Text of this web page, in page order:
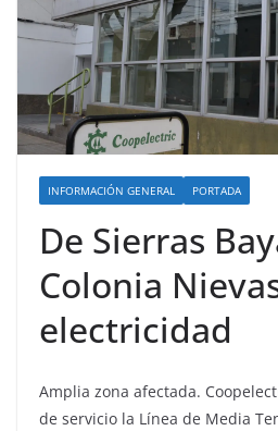
INFORMACIÓN GENERAL PORTADA
De Sierras
Colonia
electricidad
Amplia zona afectada.
de servicio la Línea de Media